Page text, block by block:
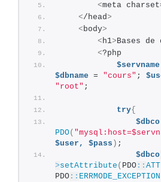
<meta
</head>
<body>
<h1>Bases de
<?php
$servname
$dbname = "cours" ;
"root" ;
try{
$dbco
PDO(
$user,
$pass ) ;
$dbco
>setAttribute ( PDO ::
PDO :: ERRMODE_EXCEPTION